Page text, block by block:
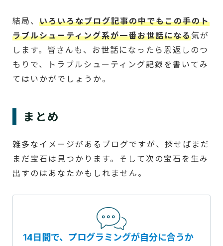
結局、 いろいろなブログ記事の中でもこの手のト
ラブルシューティング系が一番お世話になる気が
します。皆さんも、お世話になったら恩返しのつ
もりで、トラブルシューティング記録を書いてみ
てはいかがでしょうか。
まとめ
雑多なイメージがあるブログですが、探せばまだ
まだ宝石は見つかります。そして次の宝石を生み
出すのはあなたかもしれません。
14日間で、プログラミングが自分に合うか